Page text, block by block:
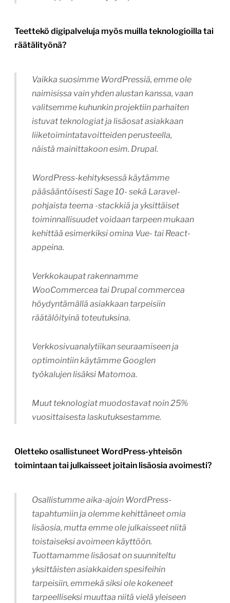
Teettekö digipalveluja myös muilla teknologioilla tai
räätälityönä?
Vaikka suosimme WordPressiä, emme ole
naimisissa vain yhden alustan kanssa, vaan
valitsemme kuhunkin projektiin parhaiten
istuvat teknologiat ja lisäosat asiakkaan
liiketoimintatavoitteiden perusteella,
näistä mainittakoon esim. Drupal.
WordPress-kehityksessä käytämme
pääsääntöisesti Sage 10- sekä Laravel-
pohjaista teema -stackkiä ja yksittäiset
toiminnallisuudet voidaan tarpeen mukaan
kehittää esimerkiksi omina Vue- tai React-
appeina.
Verkkokaupat rakennamme
WooCommercea tai Drupal commercea
höydyntämällä asiakkaan tarpeisiin
räätälöityinä toteutuksina.
Verkkosivuanalytiikan seuraamiseen ja
optimointiin käytämme Googlen
työkalujen lisäksi Matomoa.
Muut teknologiat muodostavat noin 25%
vuosittaisesta laskutuksestamme.
Oletteko osallistuneet WordPress-yhteisön
toimintaan tai julkaisseet joitain lisäosia avoimesti?
Osallistumme aika-ajoin WordPress-
tapahtumiin ja olemme kehittäneet omia
lisäosia, mutta emme ole julkaisseet niitä
toistaiseksi avoimeen käyttöön.
Tuottamamme lisäosat on suunniteltu
yksittäisten asiakkaiden spesifeihin
tarpeisiin, emmekä siksi ole kokeneet
tarpeelliseksi muuttaa niitä vielä yleiseen